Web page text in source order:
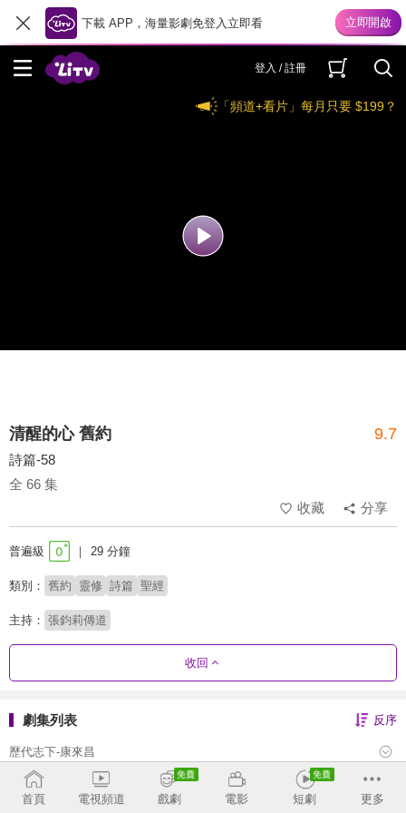
下載 APP，海量影劇免登入立即看
登入 / 註冊
「頻道+看片」每月只要 $199？
清醒的心 舊約 9.7
詩篇-58
全 66 集
收藏
分享
普遍級 29 分鐘
類別： 舊約 靈修 詩篇 聖經
主持： 張鈞莉傳道
收回
劇集列表 反序
歷代志下-康來昌
歷代志上-康來昌
首頁 電視頻道 戲劇 電影 短劇 更多